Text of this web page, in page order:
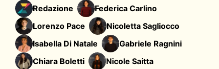
Redazione
Federica Carlino
Lorenzo Pace
Nicoletta Sagliocco
Isabella Di Natale
Gabriele Ragnini
Chiara Boletti
Nicole Saitta